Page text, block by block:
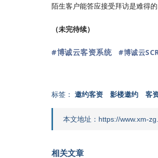
陌生客户能答应接受拜访是难得
（未完待续）
#博诚云客资系统 #博诚云
标签： 邀约客资 影楼邀约 客
本文地址：https://www.xm-
相关文章